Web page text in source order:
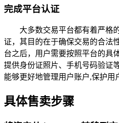
完成平台认证
大多数交易平台都有着严格
证，其目的在于确保交易的合法
台之后，用户需要按照平台的具
提供身份证照片、手机号码验证
能够更好地管理用户账户,保护用
具体售卖步骤